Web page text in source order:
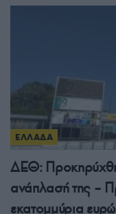
ΕΛΛΑΔΑ
ΔΕΘ:
ανάπλασή της –
εκατομμύρια ευρώ